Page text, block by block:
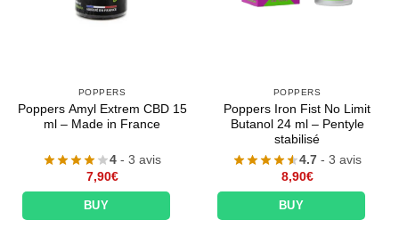
POPPERS
Poppers Amyl Extrem CBD 15
ml – Made in France
4 - 3 avis
7,90€
BUY
POPPERS
Poppers Iron Fist No Limit
Butanol 24 ml – Pentyle
stabilisé
4.7 - 3 avis
8,90€
BUY